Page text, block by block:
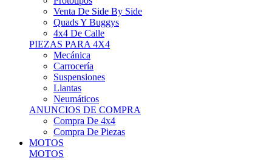
Quads Y Buggys
4x4 De Calle
PIEZAS PARA 4X4
Mecánica
Carrocería
Suspensiones
Llantas
Neumáticos
ANUNCIOS DE COMPRA
Compra De 4x4
Compra De Piezas
MOTOS
MOTOS
Motos De Circuito